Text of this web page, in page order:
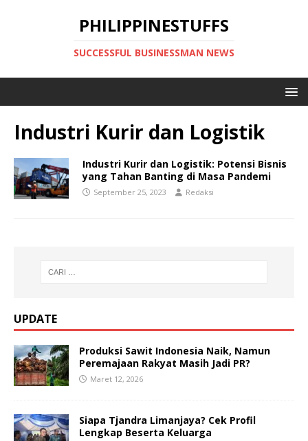
PHILIPPINESTUFFS
SUCCESSFUL BUSINESSMAN NEWS
Industri Kurir dan Logistik
Industri Kurir dan Logistik: Potensi Bisnis
yang Tahan Banting di Masa Pandemi
September 25, 2023 Redaksi
UPDATE
Produksi Sawit Indonesia Naik, Namun
Peremajaan Rakyat Masih Jadi PR?
Maret 12, 2026
Siapa Tjandra Limanjaya? Cek Profil
Lengkap Beserta Keluarga